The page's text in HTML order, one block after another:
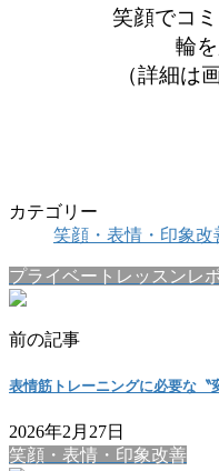
笑顔でコ
輪を
（詳細は
カテゴリー
笑顔・表情・印象改
プライベートレッスンレ
前の記事
表情筋トレーニングに必要な〝
2026年2月27日
笑顔・表情・印象改善